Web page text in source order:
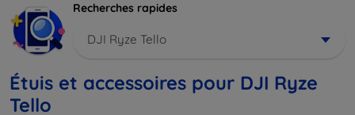
Recherches rapides
DJI Ryze Tello
Étuis et accessoires pour DJI Ryze
Tello